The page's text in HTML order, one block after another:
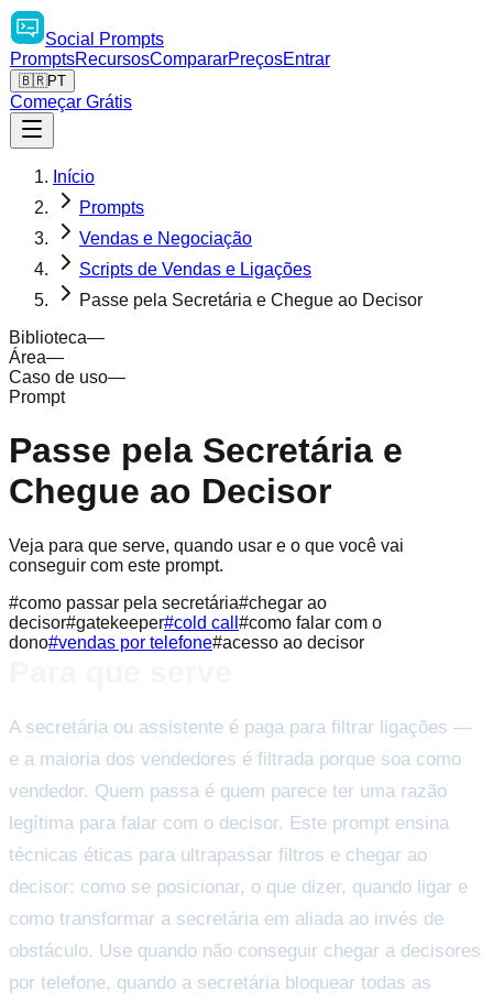
Social
Prompts
PromptsRecursosCompararPreçosEntrar
🇧🇷PT
Começar Grátis
Início
Prompts
Vendas e Negociação
Scripts de Vendas e Ligações
Passe pela Secretária e Chegue ao Decisor
Biblioteca—
Área—
Caso de uso—
Prompt
Passe pela Secretária e
Chegue ao Decisor
Veja para que serve, quando usar e o que você vai
conseguir com este prompt.
#como passar pela secretária#chegar ao
decisor#gatekeeper#cold call #como falar com o
dono#vendas por telefone#acesso ao decisor
A secretária ou assistente é paga para filtrar ligações —
e a maioria dos vendedores é filtrada porque soa como
vendedor. Quem passa é quem parece ter uma razão
legítima para falar com o decisor. Este prompt ensina
técnicas éticas para ultrapassar filtros e chegar ao
decisor: como se posicionar, o que dizer, quando ligar e
como transformar a secretária em aliada ao invés de
obstáculo. Use quando não conseguir chegar a decisores
por telefone, quando a secretária bloquear todas as